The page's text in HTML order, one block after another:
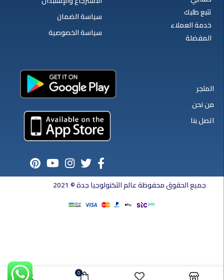
تتبع طلبك
خدمة العملاء
المفضلة
سياسة الضمان
سياسة الخصوصية
المتجر
من نحن
اتصل بنا
جميع الحقوق محفوظة عالم التكنولوجيا جدة © 2021
0